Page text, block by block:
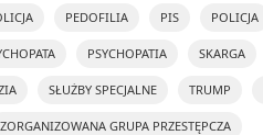
PEDOFILIA PIS POLICJA
PSYCHOPATIA SKARGA
SŁUŻBY SPECJALNE TRUMP
ZORGANIZOWANA GRUPA PRZESTĘPCZA